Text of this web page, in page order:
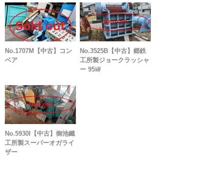
No.1707M【中古】コン
ベア
No.3525B【中古】郷鉄
工所製ジョークラッシャ
ー 95㎾
No.5930I【中古】御池鐵
工所製スーパーオガライ
ザー